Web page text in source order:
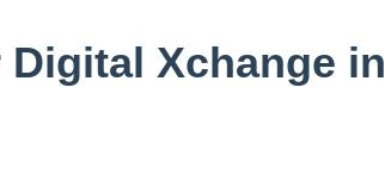
Xchange in